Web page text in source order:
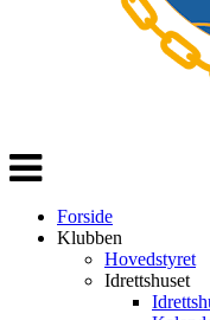
Veksle
navigasjon
Forside
Klubben
Hovedstyret
Idrettshuset